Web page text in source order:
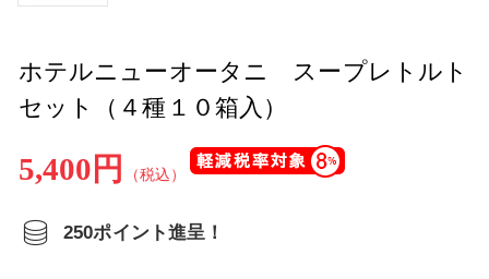
ホテルニューオータニ スープレトルト
セット（４種１０箱入）
5,400円 （税込）
250ポイント進呈！